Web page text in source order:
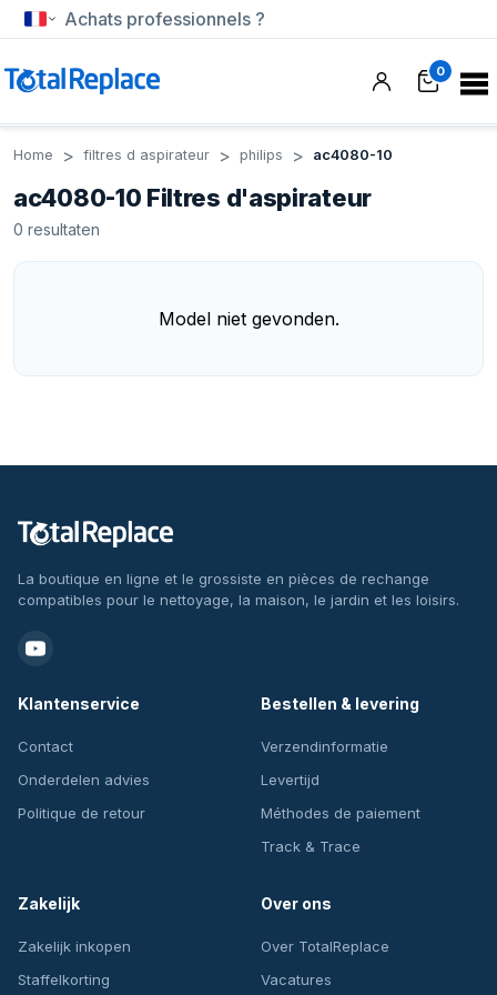
Achats professionnels ?
0
Home filtres d aspirateur philips ac4080-10
ac4080-10 Filtres d'aspirateur
0 resultaten
Model niet gevonden.
La boutique en ligne et le grossiste en pièces de rechange
compatibles pour le nettoyage, la maison, le jardin et les loisirs.
Klantenservice
Contact
Onderdelen advies
Politique de retour
Bestellen & levering
Verzendinformatie
Levertijd
Méthodes de paiement
Track & Trace
Zakelijk
Zakelijk inkopen
Staffelkorting
Over ons
Over TotalReplace
Vacatures